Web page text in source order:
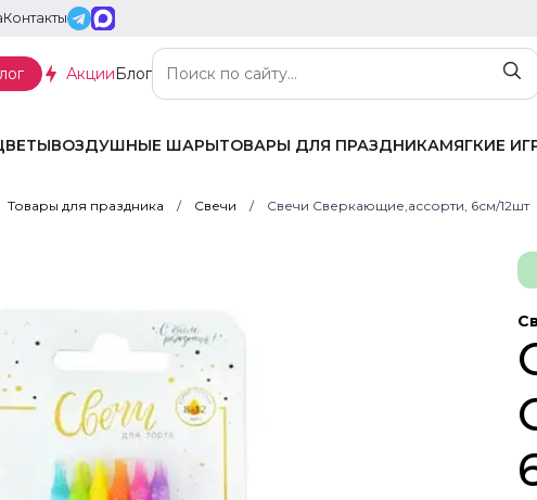
Контакты
АкцииБлог
ВОЗДУШНЫЕ ШАРЫТОВАРЫ ДЛЯ ПРАЗДНИКАМЯГКИЕ
Товары для праздника Свечи Свечи Сверкающие,ассорти, 6см/12шт